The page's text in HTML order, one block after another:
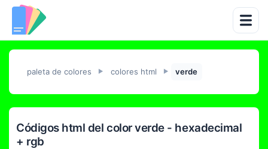
paleta de colores ► colores html ► verde
Códigos html del color verde - hexadecimal
+ rgb